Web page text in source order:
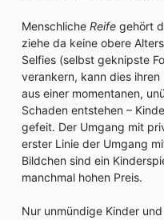
Menschliche Reife gehört
ziehe da keine obere
Selfies (selbst geknipste
verankern, kann dies
aus einer momentanen,
Schaden entstehen –
gefeit. Der Umgang mit
erster Linie der Umgang
Bildchen sind ein
manchmal hohen Preis.
Nur unmündige Kinder